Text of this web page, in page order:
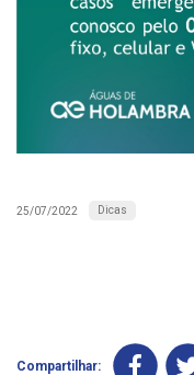
25/07/2022 Dicas
Compartilhar: